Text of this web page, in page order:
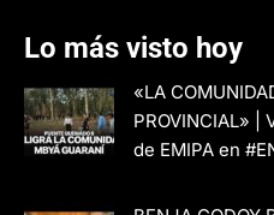
Lo más visto hoy
«LA
PROVINCIAL» |
de EMIPA en